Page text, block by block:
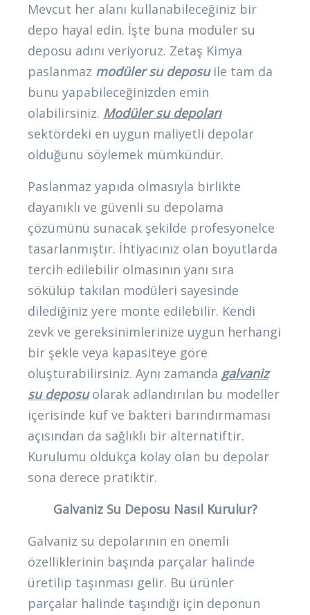
Mevcut her alanı kullanabileceğiniz bir
depo hayal edin. İşte buna modüler su
deposu adını veriyoruz. Zetaş Kimya
paslanmaz modüler su deposuile tam da
bunu yapabileceğinizden emin
olabilirsiniz. Modüler su depoları
sektördeki en uygun maliyetli depolar
olduğunu söylemek mümkündür.
Paslanmaz yapıda olmasıyla birlikte
dayanıklı ve güvenli su depolama
çözümünü sunacak şekilde profesyonelce
tasarlanmıştır. İhtiyacınız olan boyutlarda
tercih edilebilir olmasının yanı sıra
sökülüp takılan modüleri sayesinde
dilediğiniz yere monte edilebilir. Kendi
zevk ve gereksinimlerinize uygun herhangi
bir şekle veya kapasiteye göre
oluşturabilirsiniz. Aynı zamanda galvaniz
su deposuolarak adlandırılan bu modeller
içerisinde küf ve bakteri barındırmaması
açısından da sağlıklı bir alternatiftir.
Kurulumu oldukça kolay olan bu depolar
sona derece pratiktir.
Galvaniz Su Deposu Nasıl Kurulur?
Galvaniz su depolarının en önemli
özelliklerinin başında parçalar halinde
üretilip taşınması gelir. Bu ürünler
parçalar halinde taşındığı için deponun